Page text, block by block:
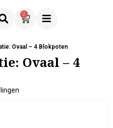
0
Ovaal – 4 Blokpoten
Ovaal – 4